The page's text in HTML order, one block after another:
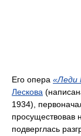
Его опера «Леди
Лескова
1934),
просуществовав
подверглась